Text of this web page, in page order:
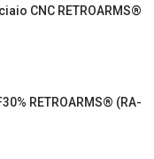
CNC RETROARMS®
RETROARMS® (RA-